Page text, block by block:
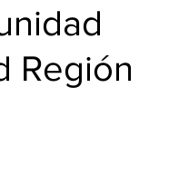
Región